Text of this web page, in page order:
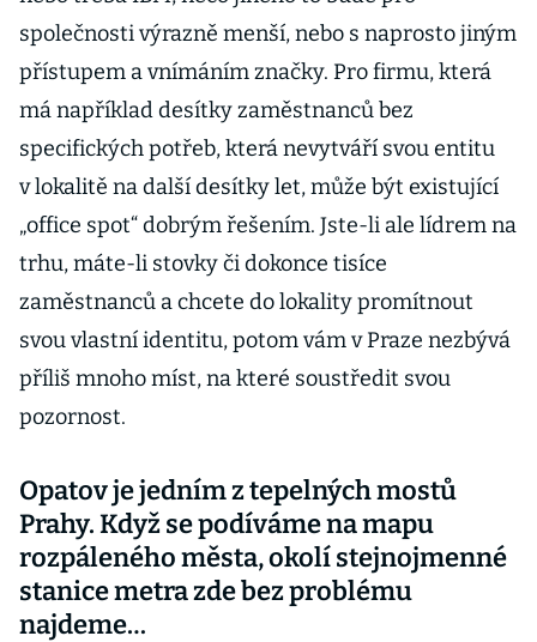
společnosti výrazně menší, nebo s naprosto jiným
přístupem a vnímáním značky. Pro firmu, která
má například desítky zaměstnanců bez
specifických potřeb, která nevytváří svou entitu
v lokalitě na další desítky let, může být existující
„office spot“ dobrým řešením. Jste-li ale lídrem na
trhu, máte-li stovky či dokonce tisíce
zaměstnanců a chcete do lokality promítnout
svou vlastní identitu, potom vám v Praze nezbývá
příliš mnoho míst, na které soustředit svou
pozornost.
Opatov je jedním z tepelných mostů
Prahy. Když se podíváme na mapu
rozpáleného města, okolí stejnojmenné
stanice metra zde bez problému
najdeme…